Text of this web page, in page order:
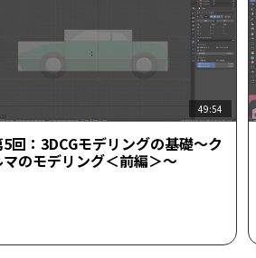
49:54
回：3DCGモデリングの基礎～ク
マのモデリング＜前編＞～